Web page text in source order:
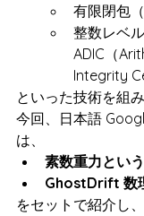
有限閉包
整数レベ
ADIC（
Integrity
といった技術を組
今回、日本語
は、
素数重力とい
GhostDrift 数
をセットで紹介し